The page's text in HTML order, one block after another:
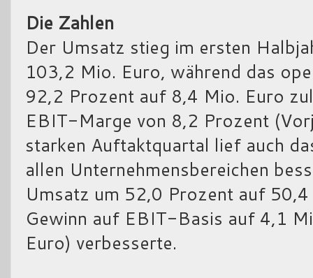
Die Zahlen
Der Umsatz stieg im ersten
103,2 Mio. Euro, während das
92,2 Prozent auf 8,4 Mio. Euro
EBIT-Marge von 8,2 Prozent
starken Auftaktquartal lief auch
allen Unternehmensbereichen
Umsatz um 52,0 Prozent auf
Gewinn auf EBIT-Basis auf 4,1
Euro) verbesserte.